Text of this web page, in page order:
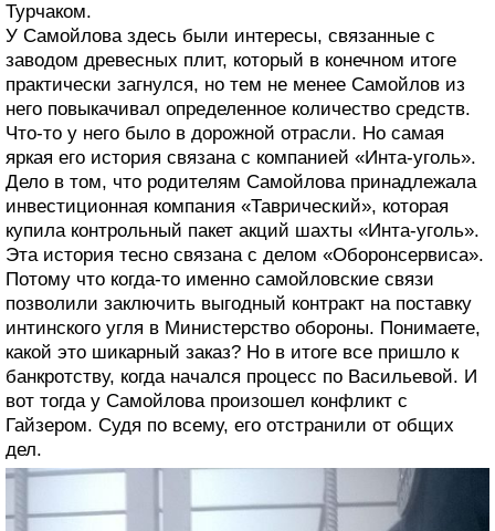
Турчаком.
У Самойлова здесь были интересы, связанные с
заводом древесных плит, который в конечном итоге
практически загнулся, но тем не менее Самойлов из
него повыкачивал определенное количество средств.
Что-то у него было в дорожной отрасли. Но самая
яркая его история связана с компанией «Инта-уголь».
Дело в том, что родителям Самойлова принадлежала
инвестиционная компания «Таврический», которая
купила контрольный пакет акций шахты «Инта-уголь».
Эта история тесно связана с делом «Оборонсервиса».
Потому что когда-то именно самойловские связи
позволили заключить выгодный контракт на поставку
интинского угля в Министерство обороны. Понимаете,
какой это шикарный заказ? Но в итоге все пришло к
банкротству, когда начался процесс по Васильевой. И
вот тогда у Самойлова произошел конфликт с
Гайзером. Судя по всему, его отстранили от общих
дел.